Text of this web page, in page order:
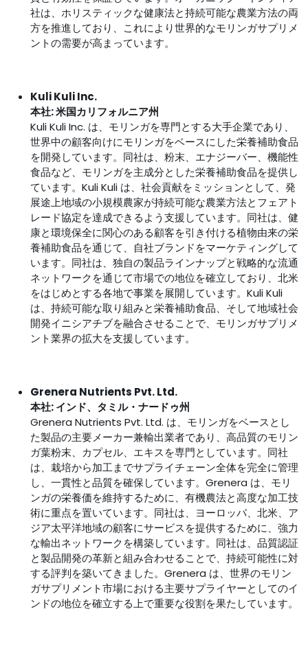
社は、ホリスティックな健康法と持続可能な農業方法の両
方を推進しており、これにより世界的なモリンガサプリメ
ントの需要が高まっています。
Kuli Kuli Inc.
本社: 米国カリフォルニア州
Kuli Kuli Inc. は、モリンガを専門とする大手企業であり、
世界中の顧客向けにモリンガをベースにした栄養補助食品
を開発しています。同社は、粉末、エナジーバー、機能性
食品など、モリンガを主成分とした栄養補助食品を提供し
ています。Kuli Kuli は、社会貢献をミッションとして、発
展途上地域の小規模農家が持続可能な農業方法とフェアト
レード協定を達成できるよう支援しています。同社は、健
康と環境保全に関心のある顧客を引き付ける植物由来の栄
養補助食品を通じて、自社ブランドをマーケティングして
います。同社は、独自の製品ラインナップと戦略的な流通
ネットワークを通じて市場での地位を確立しており、北米
をはじめとする各地で事業を展開しています。Kuli Kuli
は、持続可能な取り組みと栄養補助食品、そして地域社会
開発イニシアチブを融合させることで、モリンガサプリメ
ント業界の拡大を支援しています。
Grenera Nutrients Pvt. Ltd.
本社: インド、タミル・ナードゥ州
Grenera Nutrients Pvt. Ltd. は、モリンガをベースとし
た製品の主要メーカー兼輸出業者であり、高品質のモリン
ガ葉粉末、カプセル、エキスを専門としています。同社
は、栽培から加工までサプライチェーン全体を完全に管理
し、一貫性と品質を確保しています。Grenera は、モリ
ンガの栄養価を維持するために、有機農法と高度な加工技
術に重点を置いています。同社は、ヨーロッパ、北米、ア
ジア太平洋地域の顧客にサービスを提供するために、強力
な輸出ネットワークを構築しています。同社は、品質認証
と製品開発の革新と組み合わせることで、持続可能性に対
する評判を築いてきました。Grenera は、世界のモリン
ガサプリメント市場における主要サプライヤーとしてのイ
ンドの地位を確立する上で重要な役割を果たしています。